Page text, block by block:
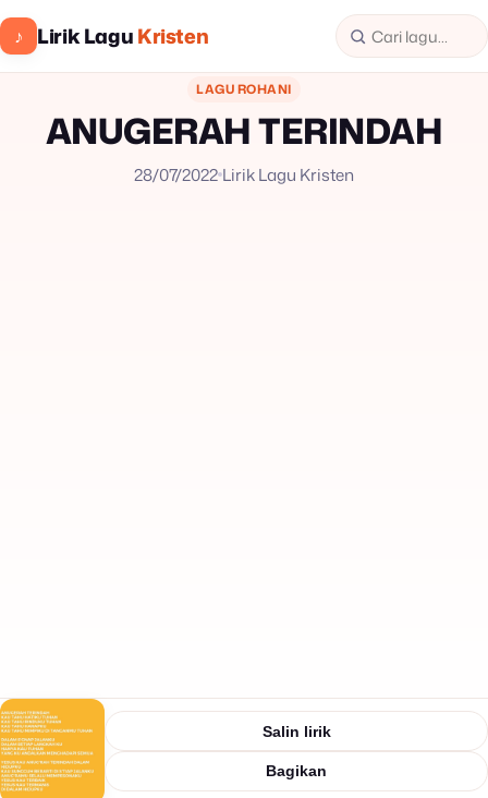
♪ Lirik LaguKristen
LAGU ROHANI
ANUGERAH TERINDAH
28/07/2022 Lirik Lagu Kristen
Salin lirik
Bagikan